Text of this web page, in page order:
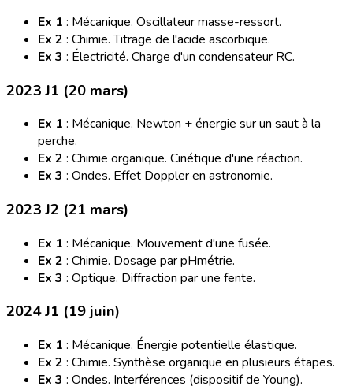
Ex 1 : Mécanique. Oscillateur masse-ressort.
Ex 2 : Chimie. Titrage de l'acide ascorbique.
Ex 3 : Électricité. Charge d'un condensateur RC.
2023 J1 (20 mars)
Ex 1 : Mécanique. Newton + énergie sur un saut à la
perche.
Ex 2 : Chimie organique. Cinétique d'une réaction.
Ex 3 : Ondes. Effet Doppler en astronomie.
2023 J2 (21 mars)
Ex 1 : Mécanique. Mouvement d'une fusée.
Ex 2 : Chimie. Dosage par pHmétrie.
Ex 3 : Optique. Diffraction par une fente.
2024 J1 (19 juin)
Ex 1 : Mécanique. Énergie potentielle élastique.
Ex 2 : Chimie. Synthèse organique en plusieurs étapes.
Ex 3 : Ondes. Interférences (dispositif de Young).